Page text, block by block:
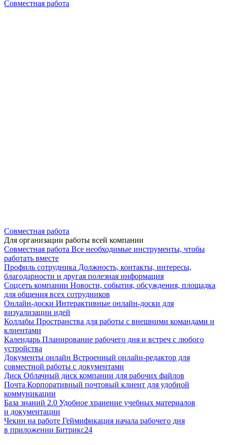
Совместная работа
Совместная работа
Для организации работы всей компании
Совместная работа Все необходимые инструменты, чтобы
работать вместе
Профиль сотрудника Должность, контакты, интересы,
благодарности и другая полезная информация
Соцсеть компании Новости, события, обсуждения, площадка
для общения всех сотрудников
Онлайн-доски Интерактивные онлайн-доски для
визуализации идей
Коллабы Пространства для работы с внешними командами и
клиентами
Календарь Планирование рабочего дня и встреч с любого
устройства
Документы онлайн Встроенный онлайн-редактор для
совместной работы с документами
Диск Облачный диск компании для рабочих файлов
Почта Корпоративный почтовый клиент для удобной
коммуникации
База знаний 2.0 Удобное хранение учебных материалов
и документации
Чекин на работе Геймификация начала рабочего дня
в приложении Битрикс24